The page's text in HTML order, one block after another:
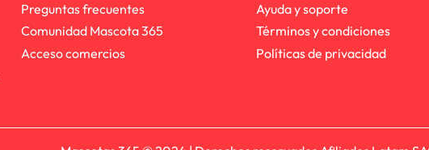
Preguntas frecuentes
Comunidad Mascota 365
Acceso comercios
Ayuda y soporte
Términos y condiciones
Políticas de privacidad